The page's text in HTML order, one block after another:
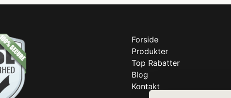
Forside
Produkter
Top Rabatter
Blog
Kontakt